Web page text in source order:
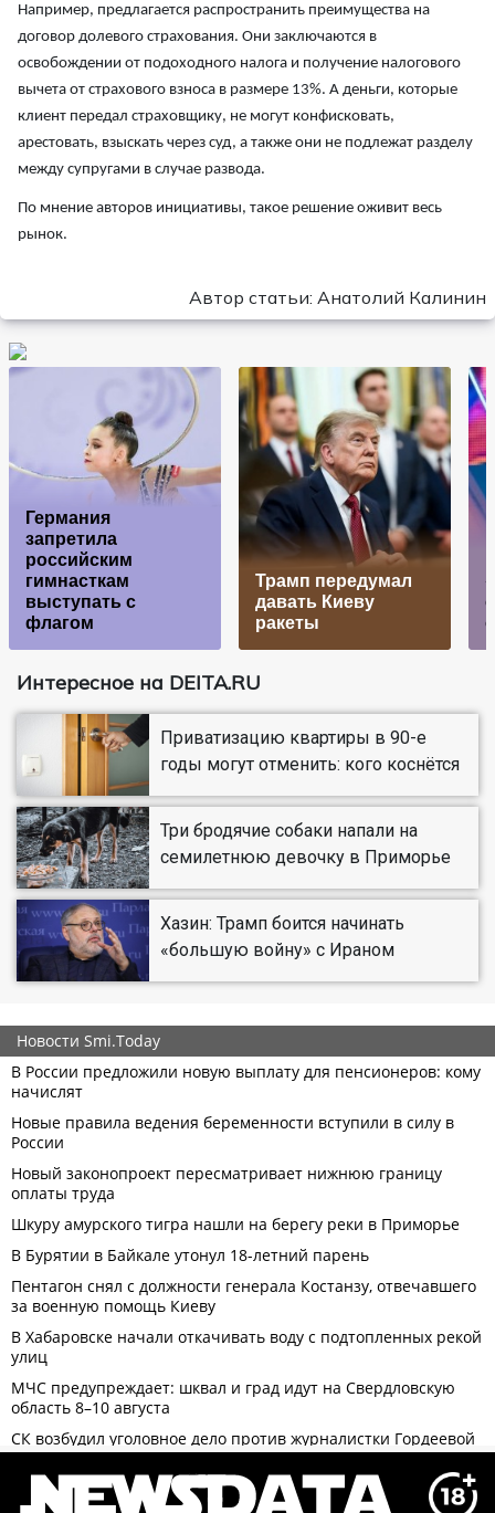
Например, предлагается распространить преимущества на
договор долевого страхования. Они заключаются в
освобождении от подоходного налога и получение налогового
вычета от страхового взноса в размере 13%. А деньги, которые
клиент передал страховщику, не могут конфисковать,
арестовать, взыскать через суд, а также они не подлежат разделу
между супругами в случае развода.
По мнение авторов инициативы, такое решение оживит весь
рынок.
Автор статьи: Анатолий Калинин
Германия
запретила
российским
гимнасткам
выступать с
флагом
Трамп передумал
давать Киеву
ракеты
Интересное на DEITA.RU
Приватизацию квартиры в 90-е
годы могут отменить: кого коснётся
Три бродячие собаки напали на
семилетнюю девочку в Приморье
Хазин: Трамп боится начинать
«большую войну» с Ираном